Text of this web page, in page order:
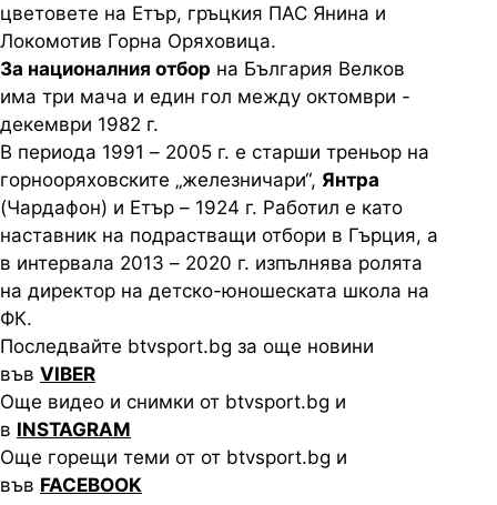
цветовете на Етър, гръцкия ПАС Янина и
Локомотив Горна Оряховица.
За националния отбор на България Велков
има три мача и един гол между октомври -
декември 1982 г.
В периода 1991 – 2005 г. е старши треньор на
горнооряховските „железничари“, Янтра
(Чардафон) и Етър – 1924 г. Работил е като
наставник на подрастващи отбори в Гърция, а
в интервала 2013 – 2020 г. изпълнява ролята
на директор на детско-юношеската школа на
ФК.
Последвайте btvsport.bg за още новини
във VIBER
Още видео и снимки от btvsport.bg и
в INSTAGRAM
Още горещи теми от от btvsport.bg и
във FACEBOOK